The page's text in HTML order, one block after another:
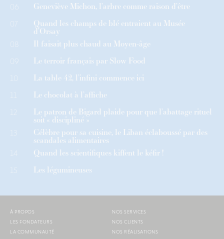
06 Geneviève Michon, l’arbre comme raison d’être
07 Quand les champs de blé entraient au Musée
d’Orsay
Il faisait plus chaud au Moyen-âge
09 Le terroir français par Slow Food
La table 42, l’infini commence ici
Le chocolat à l’affiche
Le patron de Bigard plaide pour que l’abattage rituel
soit « discipliné »
Célèbre pour sa cuisine, le Liban éclaboussé par des
scandales alimentaires
Quand les scientifiques kiffent le kéfir !
Les légumineuses
À PROPOS
LES FONDATEURS
LA COMMUNAUTÉ
NOS SERVICES
NOS CLIENTS
NOS RÉALISATIONS